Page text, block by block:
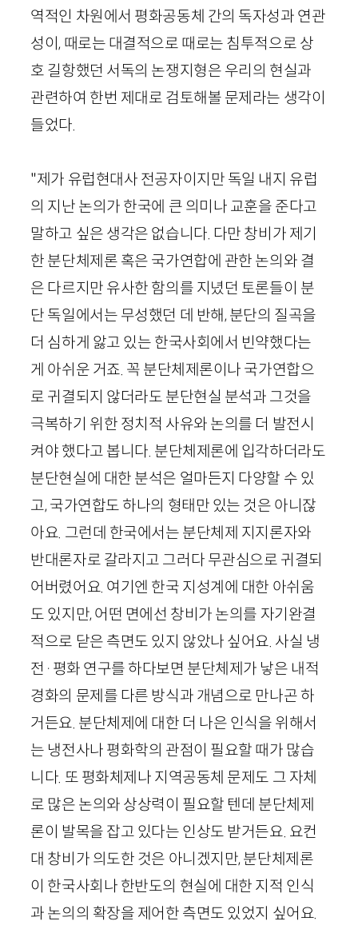
역적인 차원에서 평화공동체 간의 독자성과 연관
성이, 때로는 대결적으로 때로는 침투적으로 상
호 길항했던 서독의 논쟁지형은 우리의 현실과
관련하여 한번 제대로 검토해볼 문제라는 생각이
들었다.
"제가 유럽현대사 전공자이지만 독일 내지 유럽
의 지난 논의가 한국에 큰 의미나 교훈을 준다고
말하고 싶은 생각은 없습니다. 다만 창비가 제기
한 분단체제론 혹은 국가연합에 관한 논의와 결
은 다르지만 유사한 함의를 지녔던 토론들이 분
단 독일에서는 무성했던 데 반해, 분단의 질곡을
더 심하게 앓고 있는 한국사회에서 빈약했다는
게 아쉬운 거죠. 꼭 분단체제론이나 국가연합으
로 귀결되지 않더라도 분단현실 분석과 그것을
극복하기 위한 정치적 사유와 논의를 더 발전시
켜야 했다고 봅니다. 분단체제론에 입각하더라도
분단현실에 대한 분석은 얼마든지 다양할 수 있
고, 국가연합도 하나의 형태만 있는 것은 아니잖
아요. 그런데 한국에서는 분단체제 지지론자와
반대론자로 갈라지고 그러다 무관심으로 귀결되
어버렸어요. 여기엔 한국 지성계에 대한 아쉬움
도 있지만, 어떤 면에선 창비가 논의를 자기완결
적으로 닫은 측면도 있지 않았나 싶어요. 사실 냉
전 · 평화 연구를 하다보면 분단체제가 낳은 내적
경화의 문제를 다른 방식과 개념으로 만나곤 하
거든요. 분단체제에 대한 더 나은 인식을 위해서
는 냉전사나 평화학의 관점이 필요할 때가 많습
니다. 또 평화체제나 지역공동체 문제도 그 자체
로 많은 논의와 상상력이 필요할 텐데 분단체제
론이 발목을 잡고 있다는 인상도 받거든요. 요컨
대 창비가 의도한 것은 아니겠지만, 분단체제론
이 한국사회나 한반도의 현실에 대한 지적 인식
과 논의의 확장을 제어한 측면도 있었지 싶어요.